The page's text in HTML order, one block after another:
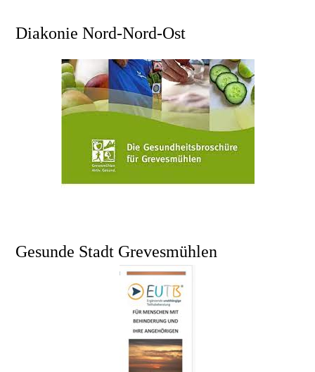
Diakonie Nord-Nord-Ost
Gesunde Stadt Grevesmühlen